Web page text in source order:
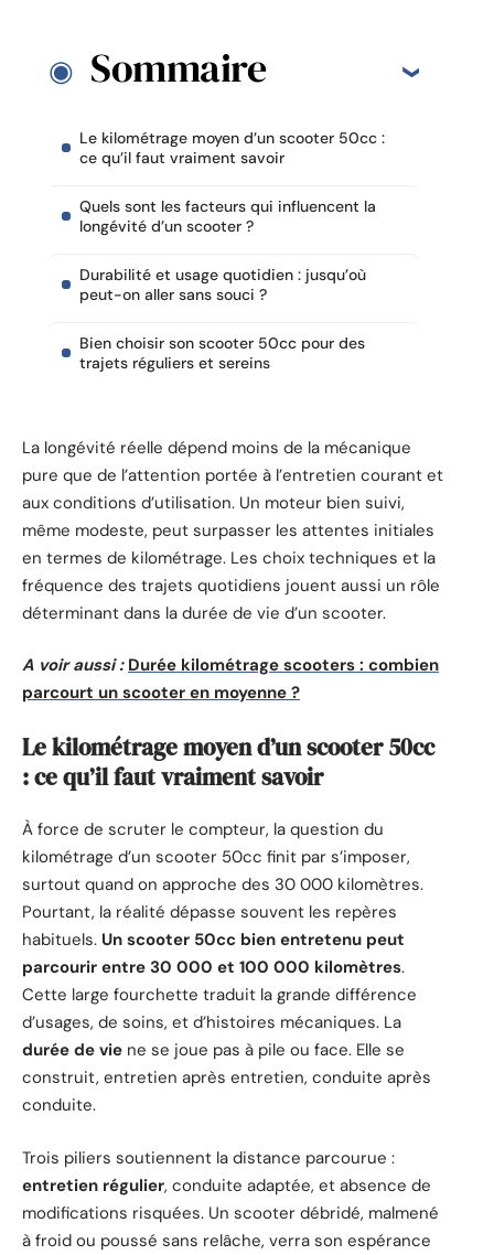
Sommaire
Le kilométrage moyen d’un scooter 50cc :
ce qu’il faut vraiment savoir
Quels sont les facteurs qui influencent la
longévité d’un scooter ?
Durabilité et usage quotidien : jusqu’où
peut-on aller sans souci ?
Bien choisir son scooter 50cc pour des
trajets réguliers et sereins
La longévité réelle dépend moins de la mécanique
pure que de l’attention portée à l’entretien courant et
aux conditions d’utilisation. Un moteur bien suivi,
même modeste, peut surpasser les attentes initiales
en termes de kilométrage. Les choix techniques et la
fréquence des trajets quotidiens jouent aussi un rôle
déterminant dans la durée de vie d’un scooter.
A voir aussi : Durée kilométrage scooters : combien
parcourt un scooter en moyenne ?
Le kilométrage moyen d’un scooter 50cc
: ce qu’il faut vraiment savoir
À force de scruter le compteur, la question du
kilométrage d’un scooter 50cc finit par s’imposer,
surtout quand on approche des 30 000 kilomètres.
Pourtant, la réalité dépasse souvent les repères
habituels. Un scooter 50cc bien entretenu peut
parcourir entre 30 000 et 100 000 kilomètres.
Cette large fourchette traduit la grande différence
d’usages, de soins, et d’histoires mécaniques. La
durée de vie ne se joue pas à pile ou face. Elle se
construit, entretien après entretien, conduite après
conduite.
Trois piliers soutiennent la distance parcourue :
entretien régulier, conduite adaptée, et absence de
modifications risquées. Un scooter débridé, malmené
à froid ou poussé sans relâche, verra son espérance